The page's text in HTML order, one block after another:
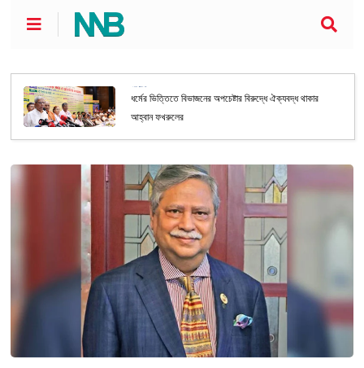
ধর্মের ভিত্তিতে বিভাজনের অপচেষ্টার বিরুদ্ধে ঐক্যবদ্ধ থাকার
আহ্বান ফখরুলের